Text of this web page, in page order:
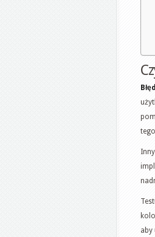
aby